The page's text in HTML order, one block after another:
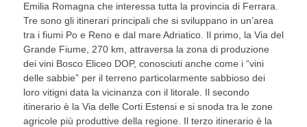
Emilia Romagna che interessa tutta la provincia di Ferrara.
Tre sono gli itinerari principali che si sviluppano in un’area
tra i fiumi Po e Reno e dal mare Adriatico. Il primo, la Via del
Grande Fiume, 270 km, attraversa la zona di produzione
dei vini Bosco Eliceo DOP, conosciuti anche come i “vini
delle sabbie” per il terreno particolarmente sabbioso dei
loro vitigni data la vicinanza con il litorale. Il secondo
itinerario è la Via delle Corti Estensi e si snoda tra le zone
agricole più produttive della regione. Il terzo itinerario è la